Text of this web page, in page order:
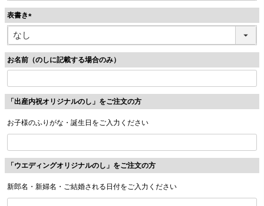
表書き
(
必
お名前（のしに記載する場合のみ）
「出産内祝オリジナルのし」をご注文の方
お子様のふりがな・誕生日をご入力ください
「ウエディングオリジナルのし」をご注文の方
新郎名・新婦名・ご結婚される日付をご入力ください